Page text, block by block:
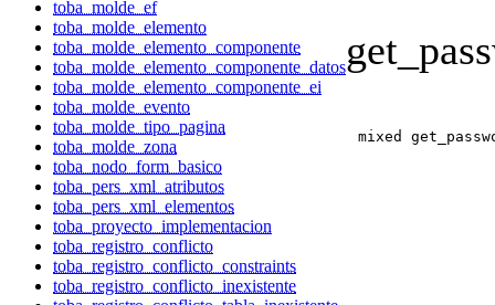
toba_molde_ef
toba_molde_elemento
toba_molde_elemento_componente
toba_molde_elemento_componente_datos
toba_molde_elemento_componente_ei
toba_molde_evento
toba_molde_tipo_pagina
toba_molde_zona
toba_nodo_form_basico
toba_pers_xml_atributos
toba_pers_xml_elementos
toba_proyecto_implementacion
toba_registro_conflicto
toba_registro_conflicto_constraints
toba_registro_conflicto_inexistente
mixed